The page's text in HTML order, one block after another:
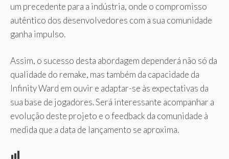
um precedente para a indústria, onde o compromisso
autêntico dos desenvolvedores com a sua comunidade
ganha impulso.
Assim, o sucesso desta abordagem dependerá não só da
qualidade do remake, mas também da capacidade da
Infinity Ward em ouvir e adaptar-se às expectativas da
sua base de jogadores. Será interessante acompanhar a
evolução deste projeto e o feedback da comunidade à
medida que a data de lançamento se aproxima.